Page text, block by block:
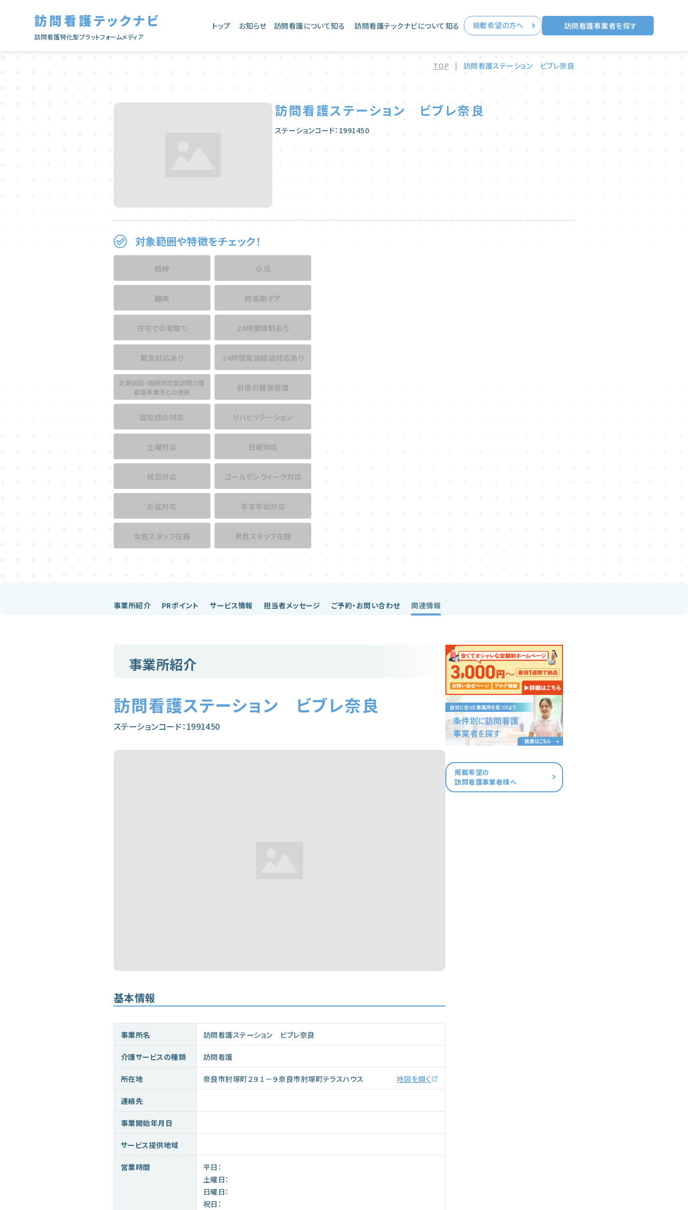
訪問看護テックナビ
訪問看護特化型プラットフォームメディア
トップ お知らせ 訪問看護について知る 訪問看護テックナビについて知る 掲載希望の方へ 訪問看護事業者を探す
TOP | 訪問看護ステーション ビブレ奈良
訪問看護ステーション ビブレ奈良
ステーションコード：1991450
対象範囲や特徴をチェック！
精神 小児
難病 終末期ケア
在宅での看取り 24時間体制あり
緊急対応あり 24時間電話相談対応あり
定期巡回・随時対応型訪問介護
看護事業所との連携
日常の健康管理
認知症の対応 リハビリテーション
土曜対応 日曜対応
祝日対応 ゴールデンウィーク対応
お盆対応 年末年始対応
女性スタッフ在籍 男性スタッフ在籍
事業所紹介 PRポイント サービス情報 担当者メッセージ ご予約・お問い合わせ 関連情報
事業所紹介
訪問看護ステーション ビブレ奈良
ステーションコード：1991450
基本情報
事業所名 訪問看護ステーション ビブレ奈良
介護サービスの種類 訪問看護
所在地 奈良市肘塚町２９１－９奈良市肘塚町テラスハウス 地図を開く
連絡先
事業開始年月日
サービス提供地域
営業時間
平日：
土曜日：
日曜日：
祝日：
掲載希望の
訪問看護事業者様へ